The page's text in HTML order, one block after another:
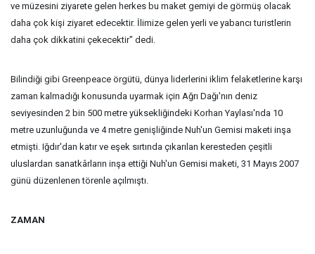
ve müzesini ziyarete gelen herkes bu maket gemiyi de görmüş olacak
daha çok kişi ziyaret edecektir. İlimize gelen yerli ve yabancı turistlerin
daha çok dikkatini çekecektir" dedi.
Bilindiği gibi Greenpeace örgütü, dünya liderlerini iklim felaketlerine karşı
zaman kalmadığı konusunda uyarmak için Ağrı Dağı'nın deniz
seviyesinden 2 bin 500 metre yüksekliğindeki Korhan Yaylası'nda 10
metre uzunluğunda ve 4 metre genişliğinde Nuh'un Gemisi maketi inşa
etmişti. Iğdır'dan katır ve eşek sırtında çıkarılan keresteden çeşitli
uluslardan sanatkârların inşa ettiği Nuh'un Gemisi maketi, 31 Mayıs 2007
günü düzenlenen törenle açılmıştı.
ZAMAN